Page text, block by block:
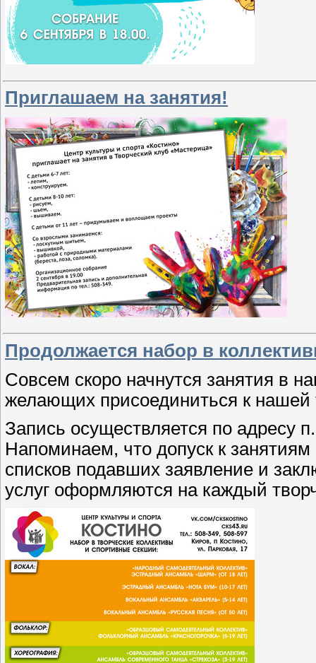
Приглашаем на занятия!
Продолжается набор в
Совсем скоро начнутся занятия в
желающих присоединиться к нашей
Запись осуществляется по адресу
Напоминаем, что допуск к
списков подавших заявление и
услуг оформляются на каждый